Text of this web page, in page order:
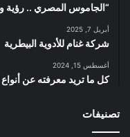
“الجاموس المصري .. رؤية
أبريل 7, 2025
شركة غنام للأدوية البيطرية
أغسطس 15, 2024
كل ما تريد معرفته عن
تصنيفات